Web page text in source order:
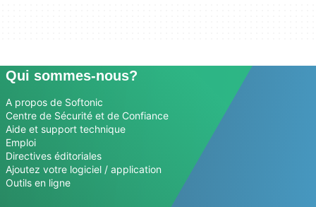
Qui sommes-nous?
A propos de Softonic
Centre de Sécurité et de Confiance
Aide et support technique
Emploi
Directives éditoriales
Ajoutez votre logiciel / application
Outils en ligne